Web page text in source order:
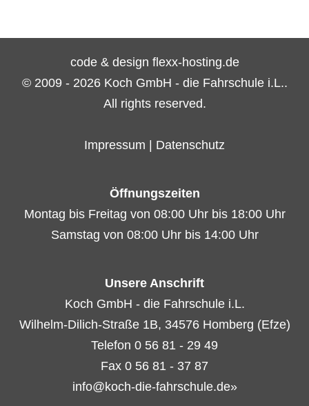
code & design flexx-hosting.de
© 2009 - 2026 Koch GmbH - die Fahrschule i.L..
All rights reserved.
Impressum Datenschutz
Öffnungszeiten
Montag bis Freitag von 08:00 Uhr bis 18:00 Uhr
Samstag von 08:00 Uhr bis 14:00 Uhr
Unsere Anschrift
Koch GmbH - die Fahrschule i.L.
Wilhelm-Dilich-Straße 1B, 34576 Homberg (Efze)
Telefon 0 56 81 - 29 49
Fax 0 56 81 - 37 87
info@koch-die-fahrschule.de»